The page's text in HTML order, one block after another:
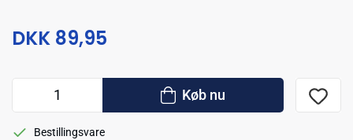
DKK 89,95
Køb nu
Bestillingsvare